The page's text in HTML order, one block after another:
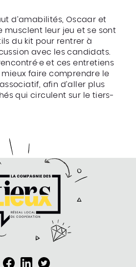
d’amabilités, Oscaar et
musclent leur jeu et se sont
du kit pour rentrer à
avec les candidats.
et ces entretiens
faire comprendre le
afin d’aller plus
qui circulent sur le tiers-